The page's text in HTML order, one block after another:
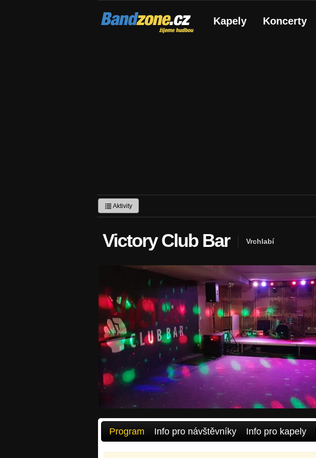
Bandzone.cz
žijeme hudbou Kapely Koncerty
Aktivity
Victory Club Bar Vrchlabí
Program Info pro návštěvníky Info pro kapely